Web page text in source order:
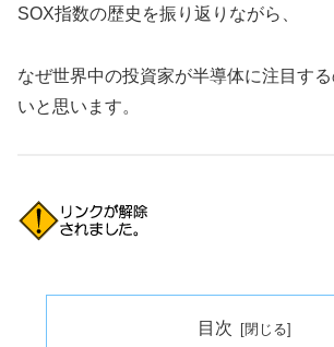
SOX指数の歴史を振り返りながら、
なぜ世界中の投資家が半導体に注目す
いと思います。
目次